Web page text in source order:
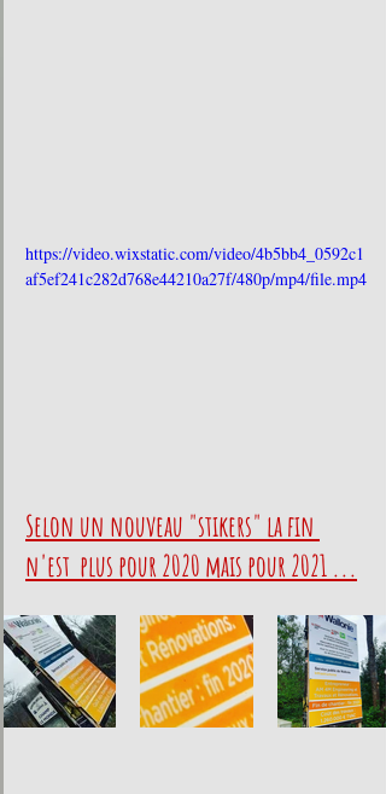
https://video.wixstatic.com/video/4b5bb4_0592c1
af5ef241c282d768e44210a27f/480p/mp4/file.mp4
Selon un nouveau "stikers" la fin
n'est  plus pour 2020 mais pour 2021 ...